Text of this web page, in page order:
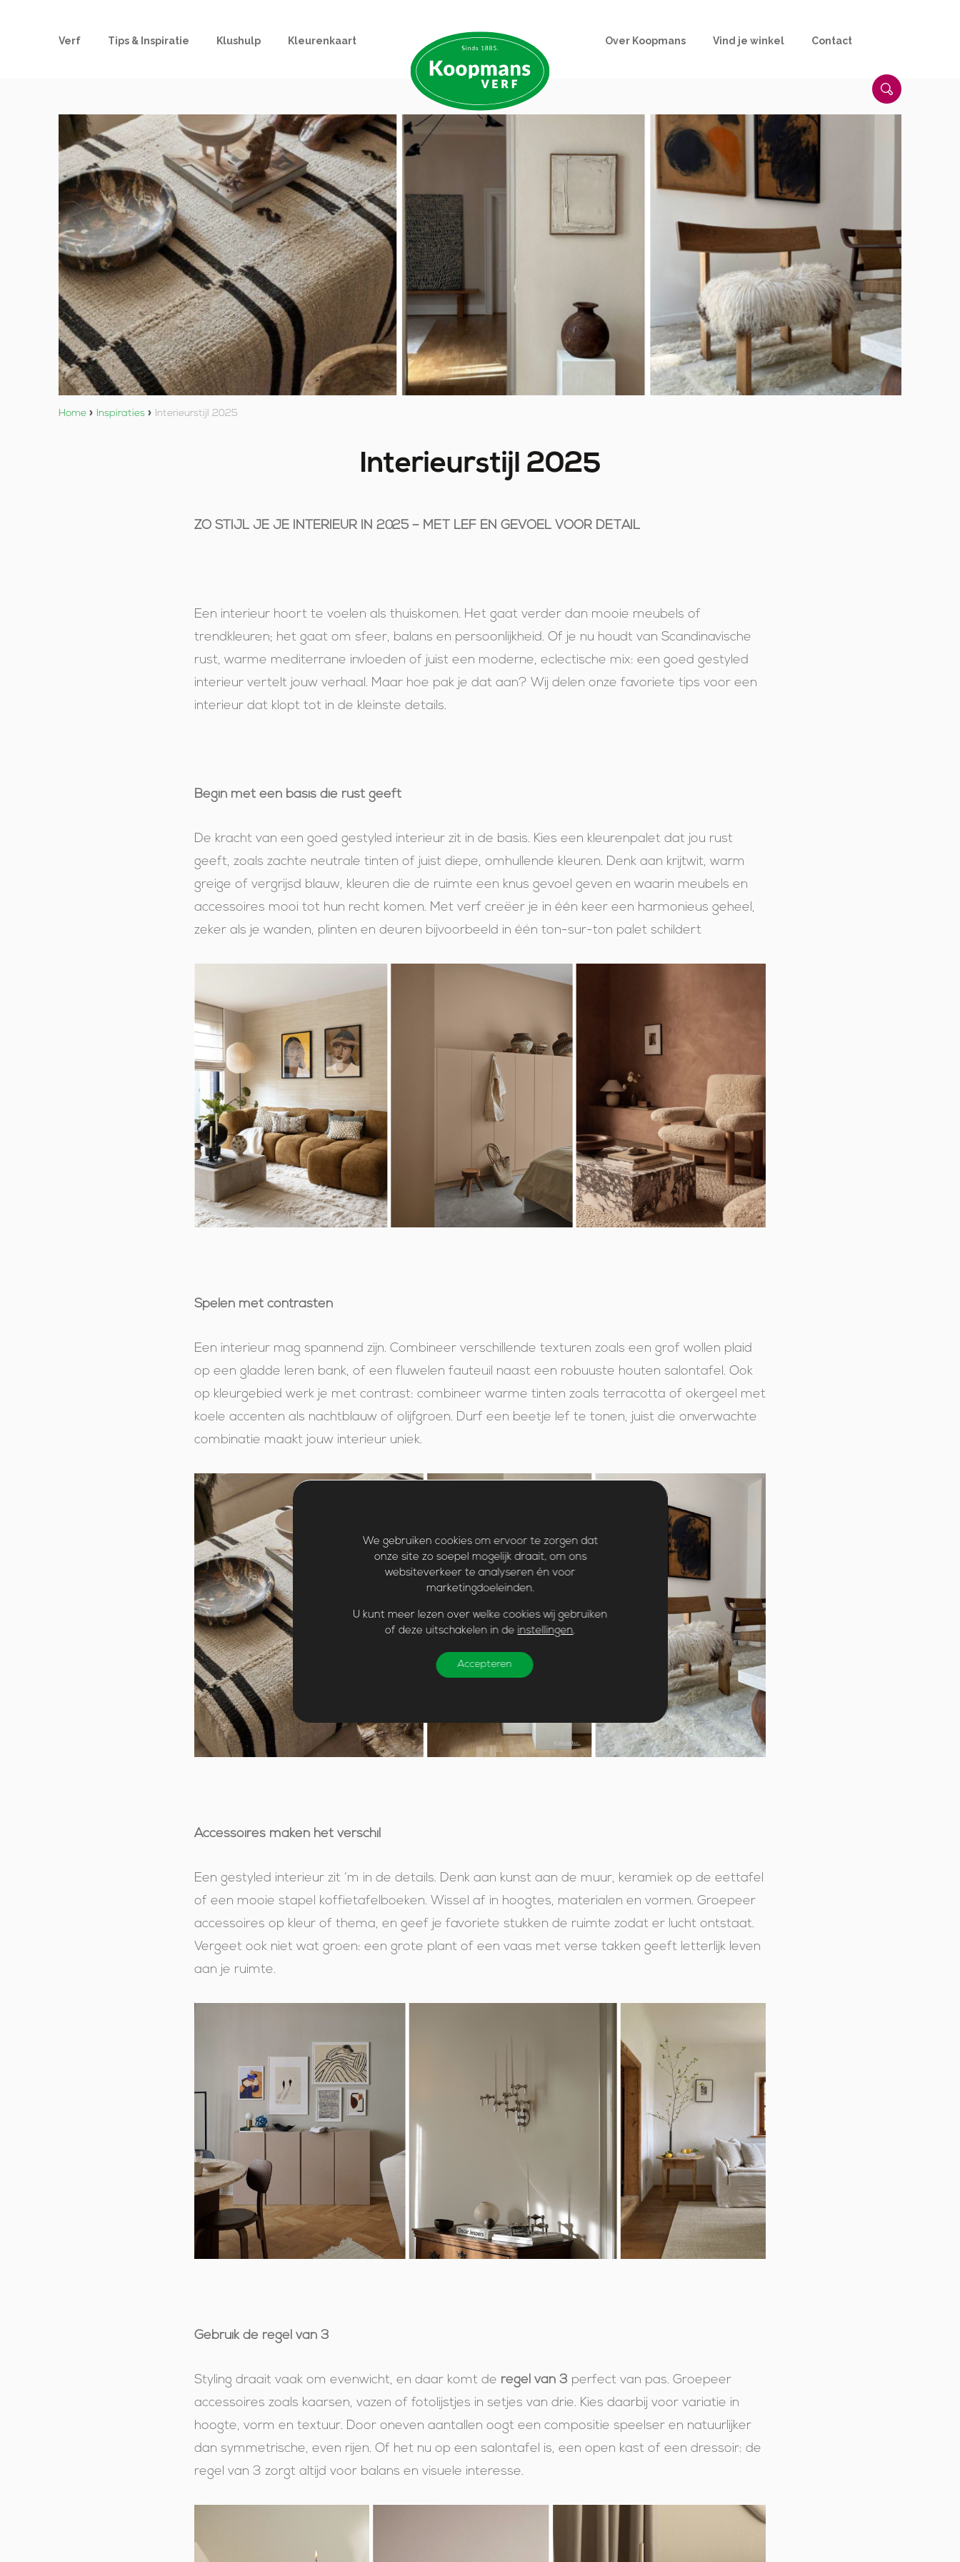
Verf Tips & Inspiratie Klushulp Kleurenkaart Over Koopmans Vind je winkel Contact
Home » Inspiraties » Interieurstijl 2025
Interieurstijl 2025
ZO STIJL JE JE INTERIEUR IN 2025 – MET LEF ÉN GEVOEL VOOR DETAIL
Een interieur hoort te voelen als thuiskomen. Het gaat verder dan mooie meubels of
trendkleuren; het gaat om sfeer, balans en persoonlijkheid. Of je nu houdt van Scandinavische
rust, warme mediterrane invloeden of juist een moderne, eclectische mix: een goed gestyled
interieur vertelt jouw verhaal. Maar hoe pak je dat aan? Wij delen onze favoriete tips voor een
interieur dat klopt tot in de kleinste details.
Begin met een basis die rust geeft
De kracht van een goed gestyled interieur zit in de basis. Kies een kleurenpalet dat jou rust
geeft, zoals zachte neutrale tinten of juist diepe, omhullende kleuren. Denk aan krijtwit, warm
greige of vergrijsd blauw, kleuren die de ruimte een knus gevoel geven en waarin meubels en
accessoires mooi tot hun recht komen. Met verf creëer je in één keer een harmonieus geheel,
zeker als je wanden, plinten en deuren bijvoorbeeld in één ton-sur-ton palet schildert
Spelen met contrasten
Een interieur mag spannend zijn. Combineer verschillende texturen zoals een grof wollen plaid
op een gladde leren bank, of een fluwelen fauteuil naast een robuuste houten salontafel. Ook
op kleurgebied werk je met contrast: combineer warme tinten zoals terracotta of okergeel met
koele accenten als nachtblauw of olijfgroen. Durf een beetje lef te tonen, juist die onverwachte
combinatie maakt jouw interieur uniek.
Accessoires maken het verschil
Een gestyled interieur zit ‘m in de details. Denk aan kunst aan de muur, keramiek op de eettafel
of een mooie stapel koffietafelboeken. Wissel af in hoogtes, materialen en vormen. Groepeer
accessoires op kleur of thema, en geef je favoriete stukken de ruimte zodat er lucht ontstaat.
Vergeet ook niet wat groen: een grote plant of een vaas met verse takken geeft letterlijk leven
aan je ruimte.
Gebruik de regel van 3
Styling draait vaak om evenwicht, en daar komt de regel van 3 perfect van pas. Groepeer
accessoires zoals kaarsen, vazen of fotolijstjes in setjes van drie. Kies daarbij voor variatie in
hoogte, vorm en textuur. Door oneven aantallen oogt een compositie speelser en natuurlijker
dan symmetrische, even rijen. Of het nu op een salontafel is, een open kast of een dressoir: de
regel van 3 zorgt altijd voor balans en visuele interesse.
We gebruiken cookies om ervoor te zorgen dat
onze site zo soepel mogelijk draait, om ons
websiteverkeer te analyseren én voor
marketingdoeleinden.
U kunt meer lezen over welke cookies wij gebruiken
of deze uitschakelen in de instellingen.
Accepteren